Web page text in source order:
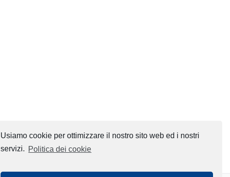
Usiamo cookie per ottimizzare il nostro sito web ed i nostri
servizi. Politica dei cookie